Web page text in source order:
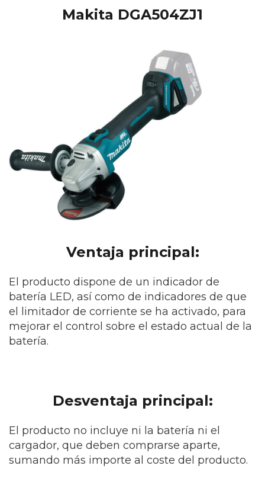
Makita DGA504ZJ1
Ventaja principal:
El producto dispone de un indicador de
batería LED, así como de indicadores de que
el limitador de corriente se ha activado, para
mejorar el control sobre el estado actual de la
batería.
Desventaja principal:
El producto no incluye ni la batería ni el
cargador, que deben comprarse aparte,
sumando más importe al coste del producto.